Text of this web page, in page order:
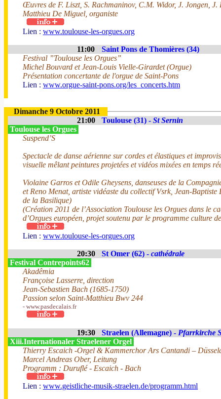
Œuvres de F. Liszt, S. Rachmaninov, C.M. Widor, J. Jongen, J.
Matthieu De Miguel, organiste
Lien : www.toulouse-les-orgues.org
11:00
Saint Pons de Thomières (34)
Festival ”Toulouse les Orgues”
Michel Bouvard et Jean-Louis Vielle-Girardet (Orgue)
Présentation concertante de l'orgue de Saint-Pons
Lien : www.orgue-saint-pons.org/les_concerts.htm
Dimanche 9 Octobre 2011
21:00
Toulouse (31) - St Sernin
Toulouse les Orgues
Suspend’S
Spectacle de danse aérienne sur cordes et élastiques et
visuelle mêlant peintures projetées et vidéos mixées en temps
Violaine Garros et Odile Gheysens, danseuses de la
et Reno Menat, artiste vidéaste du collectif Vsrk, Jean-
de la Basilique)
(Création 2011 de l’Association Toulouse les Orgues dans le
d’Orgues européen, projet soutenu par le programme culture
Lien : www.toulouse-les-orgues.org
20:30 St Omer (62) - cathédrale
Festival Contrepoints62
Akadêmia
Françoise Lasserre, direction
Jean-Sebastien Bach (1685-1750)
Passion selon Saint-Matthieu Bwv 244
- www.pasdecalais.fr
19:30 Straelen (Allemagne) - Pfarrkirche
Xiii.Internationaler Straelener Orgel
Thierry Escaich -Orgel & Kammerchor Ars Cantandi –
Marcel Andreas Ober, Leitung
Programm : Duruflé - Escaich - Bach
Lien : www.geistliche-musik-straelen.de/programm.html